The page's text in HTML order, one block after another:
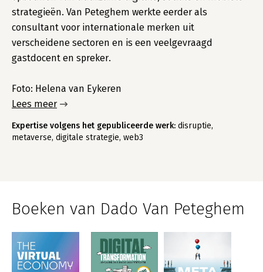
strategieën. Van Peteghem werkte eerder als
consultant voor internationale merken uit
verscheidene sectoren en is een veelgevraagd
gastdocent en spreker.
Foto: Helena van Eykeren
Lees meer
Expertise volgens het gepubliceerde werk: disruptie,
metaverse, digitale strategie, web3
Boeken van Dado Van Peteghem